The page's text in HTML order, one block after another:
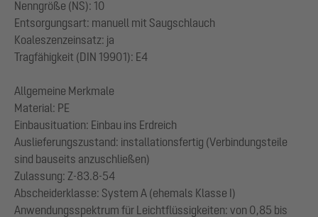
Nenngröße (NS): 10
Entsorgungsart: manuell mit Saugschlauch
Koaleszenzeinsatz: ja
Tragfähigkeit (DIN 19901): E4
Allgemeine Merkmale
Material: PE
Einbausituation: Einbau ins Erdreich
Auslieferungszustand: installationsfertig (Verbindungsteile
sind bauseits anzuschließen)
Zulassung: Z-83.8-54
Abscheiderklasse: System A (ehemals Klasse I)
Anwendungsspektrum für Leichtflüssigkeiten: von 0,85 bis